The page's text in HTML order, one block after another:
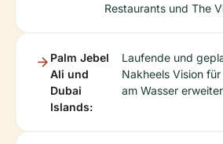
Restaurants und The
Palm Jebel
Ali und
Dubai
Islands:
Laufende und
Nakheels Vision
am Wasser